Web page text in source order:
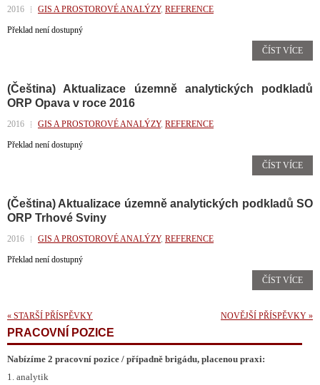
2016 GIS A PROSTOROVÉ ANALÝZY, REFERENCE
Překlad není dostupný
ČÍST VÍCE
(Čeština) Aktualizace územně analytických podkladů
ORP Opava v roce 2016
2016 GIS A PROSTOROVÉ ANALÝZY, REFERENCE
Překlad není dostupný
ČÍST VÍCE
(Čeština) Aktualizace územně analytických podkladů SO
ORP Trhové Sviny
2016 GIS A PROSTOROVÉ ANALÝZY, REFERENCE
Překlad není dostupný
ČÍST VÍCE
« STARŠÍ PŘÍSPĚVKY NOVĚJŠÍ PŘÍSPĚVKY »
PRACOVNÍ POZICE
Nabízíme 2 pracovní pozice / případně brigádu, placenou praxi:
1. analytik